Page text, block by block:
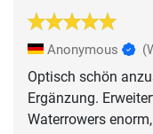
Anonymous
Optisch schön
Ergänzung.
Waterrowers